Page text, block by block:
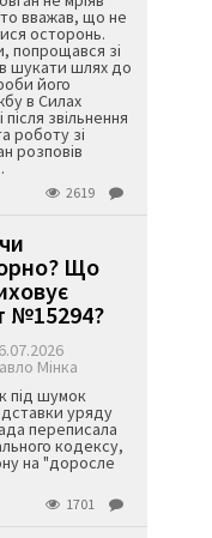
вважав, що не
осторонь.
попрощався зі
шукати шлях до
його
в Силах
звільнення
роботу зі
розповів
2619
Що
№15294?
Мінка
під шумок
уряду
переписала
кодексу,
на "доросле
1701